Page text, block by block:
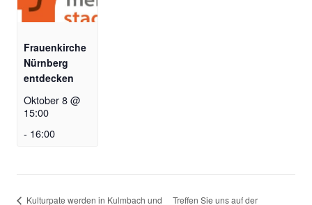
Frauenkirche
Nürnberg
entdecken
Oktober 8 @
15:00
- 16:00
Kulturpate werden in Kulmbach und Treffen Sie uns auf der